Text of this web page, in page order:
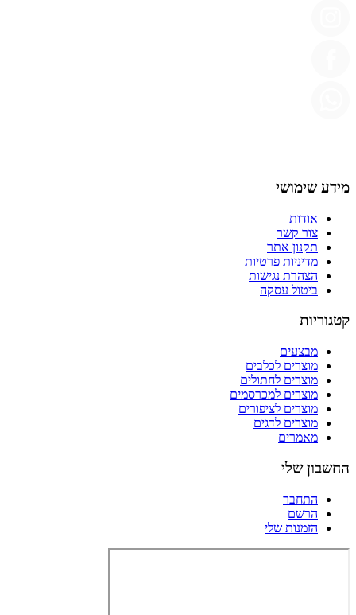
מידע שימושי
אודות
צור קשר
תקנון אתר
מדיניות פרטיות
הצהרת נגישות
ביטול עסקה
קטגוריות
מבצעים
מוצרים לכלבים
מוצרים לחתולים
מוצרים למכרסמים
מוצרים לציפורים
מוצרים לדגים
מאמרים
החשבון שלי
התחבר
הרשם
הזמנות שלי